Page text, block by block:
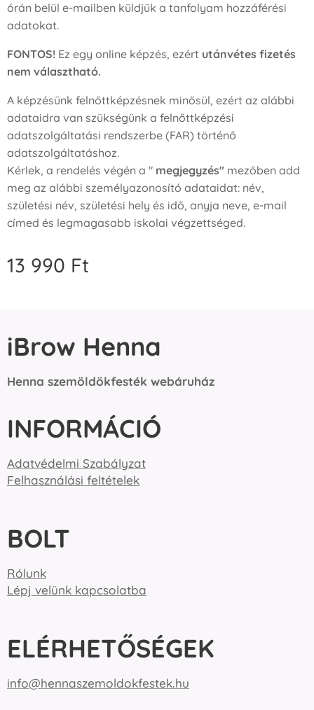
órán belül e-mailben küldjük a tanfolyam hozzáférési
adatokat.
FONTOS! Ez egy online képzés, ezért utánvétes fizetés
nem választható.
A képzésünk felnőttképzésnek minősül, ezért az alábbi
adataidra van szükségünk a felnőttképzési
adatszolgáltatási rendszerbe (FAR) történő
adatszolgáltatáshoz.
Kérlek, a rendelés végén a " megjegyzés" mezőben add
meg az alábbi személyazonosító adataidat: név,
születési név, születési hely és idő, anyja neve, e-mail
címed és legmagasabb iskolai végzettséged.
13 990 Ft
iBrow Henna
Henna szemöldökfesték webáruház
INFORMÁCIÓ
Adatvédelmi Szabályzat
Felhasználási feltételek
BOLT
Rólunk
Lépj velünk kapcsolatba
ELÉRHETŐSÉGEK
info@hennaszemoldokfestek.hu